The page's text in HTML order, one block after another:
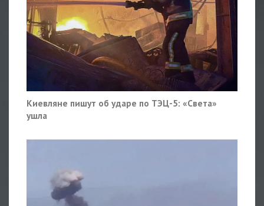
Киевляне пишут об ударе по ТЭЦ-5: «Света»
ушла